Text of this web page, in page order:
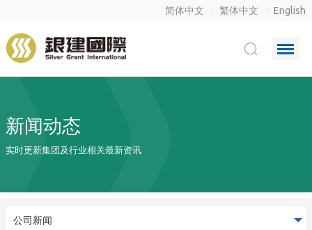
简体中文 繁体中文 English
新闻动态
实时更新集团及行业相关最新资讯
公司新闻